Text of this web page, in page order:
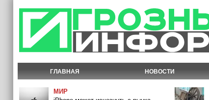
ГЛАВНАЯ НОВОСТИ
МИР